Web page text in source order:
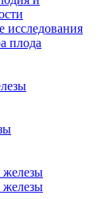
исследования
плода
железы